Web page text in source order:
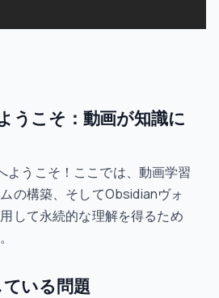
うこそ：動画が知識に
うこそ！ここでは、動画学習
の構築、そしてObsidianヴォ
して永続的な理解を得るため
いる問題